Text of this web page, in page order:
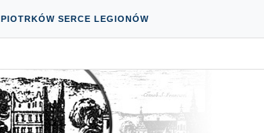
PIOTRKÓW SERCE LEGIONÓW